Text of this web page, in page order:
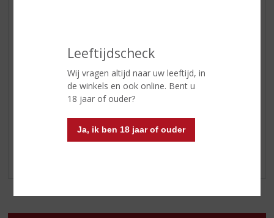
Leeftijdscheck
Wij vragen altijd naar uw leeftijd, in
de winkels en ook online. Bent u
18 jaar of ouder?
Ja, ik ben 18 jaar of ouder
GLASWERK
GESCHENKVERPAKKING
(RELATIE)GESCHENKEN
DIVERSEN
VEGAN DRANKEN